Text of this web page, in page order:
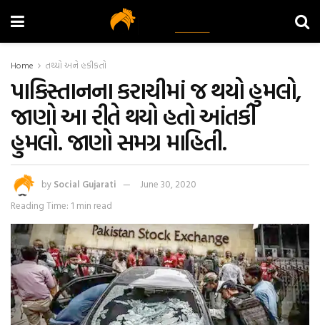
Home તથ્યો અને હકીકતો
પાકિસ્તાનના કરાચીમાં જ થયો હુમલો,
જાણો આ રીતે થયો હતો આંતકી
હુમલો. જાણો સમગ્ર માહિતી.
by Social Gujarati
June 30, 2020
Reading Time: 1 min read